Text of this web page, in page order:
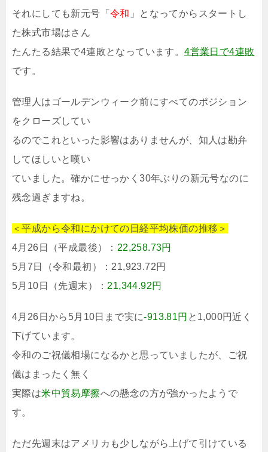
それにしても新元号「 令和 」となってからスタートし
た株式市場はさん
たんたる結果で4連敗となっています。4営業日で4連敗
です。
管理人はゴールデンウィーク前にすべてのポジション
をクローズしてい
るのでこれといった影響はありませんが、知人は勘弁
してほしいと嘆い
ていました。確かにせっかく30年ぶりの新元号なのに
残念過ぎますね。
＜平成から令和にかけての日経平均株価の推移＞
4月26日（平成最後）： 22,258.73円
5月7日（令和最初）：21,923.72円
5月10日（先週末）： 21,344.92円
4月26日から5月10日まで実に-913.81円 と1,000円近く
下げています。
令和のご祝儀相場になるかと思っていましたが、ご祝
儀はまったく無く
実際は米中貿易摩擦への懸念の方が強かったようで
す。
ただ先週末はアメリカも少しながら上げて引けている